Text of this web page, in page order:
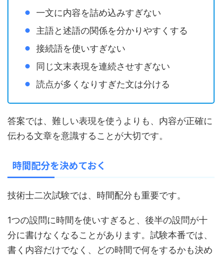
一文に内容を詰め込みすぎない
主語と述語の関係を分かりやすくする
接続語を使いすぎない
同じ文末表現を連続させすぎない
読点が多くなりすぎた文は分ける
答案では、難しい表現を使うよりも、内容が正確に
伝わる文章を意識することが大切です。
時間配分を決めておく
技術士二次試験では、時間配分も重要です。
1つの設問に時間を使いすぎると、後半の設問が十
分に書けなくなることがあります。試験本番では、
書く内容だけでなく、どの時間で何をするかも決め